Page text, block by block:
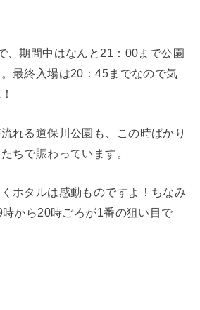
、期間中はなんと21：00まで公園
最終入場は20：45までなので気
れる道保川公園も、この時ばかり
ちで賑わっています。
ホタルは感動ものですよ！ちなみ
から20時ごろが1番の狙い目で